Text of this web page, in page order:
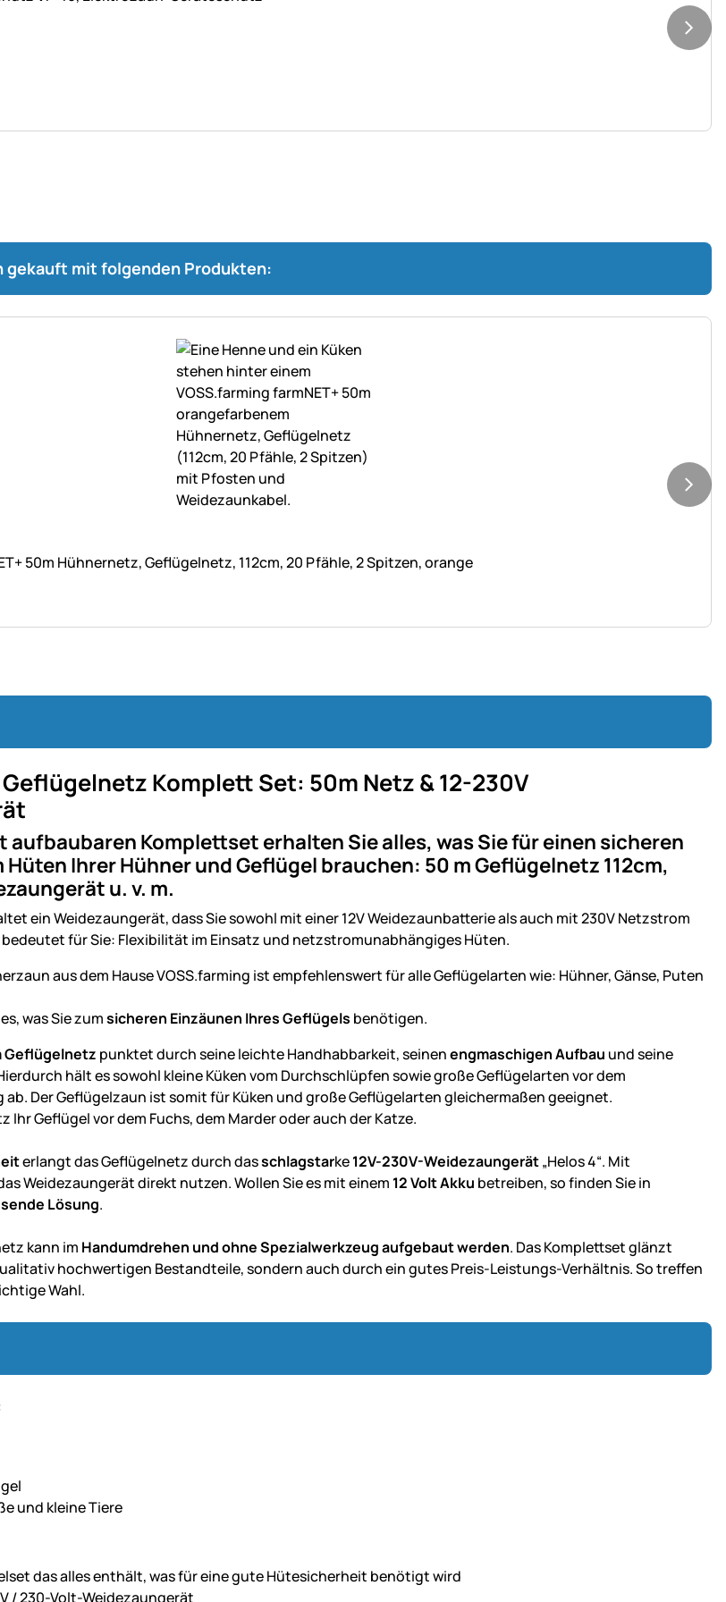
gekauft mit folgenden Produkten:
Bewertungen)
50m Hühnernetz, Geflügelnetz, 112cm, 20 Pfähle, 2 Spitzen, orange
Komplett Set: 50m Netz & 12-230V
aufbaubaren Komplettset erhalten Sie alles, was Sie für einen sicheren
Ihrer Hühner und Geflügel brauchen: 50 m Geflügelnetz 112cm,
u. v. m.
ein Weidezaungerät, dass Sie sowohl mit einer 12V Weidezaunbatterie als auch mit 230V Netzstrom
für Sie: Flexibilität im Einsatz und netzstromunabhängiges Hüten.
aus dem Hause VOSS.farming ist empfehlenswert für alle Geflügelarten wie: Hühner, Gänse, Puten
was Sie zumsicheren Einzäunen Ihres Geflügels benötigen.
Geflügelnetz punktet durch seine leichte Handhabbarkeit, seinenengmaschigen Aufbau und seine
hält es sowohl kleine Küken vom Durchschlüpfen sowie große Geflügelarten vor dem
ab. Der Geflügelzaun ist somit für Küken und große Geflügelarten gleichermaßen geeignet.
Ihr Geflügel vor dem Fuchs, dem Marder oder auch der Katze.
erlangt das Geflügelnetz durch dasschlagstarke12V-230V-Weidezaungerät„Helos 4“. Mit
Weidezaungerät direkt nutzen. Wollen Sie es mit einem 12 Volt Akku betreiben, so finden Sie in
Lösung.
kann im Handumdrehen und ohne Spezialwerkzeug aufgebaut werden. Das Komplettset glänzt
hochwertigen Bestandteile, sondern auch durch ein gutes Preis-Leistungs-Verhältnis. So treffen
Wahl.
und kleine Tiere
das alles enthält, was für eine gute Hütesicherheit benötigt wird
/ 230-Volt-Weidezaungerät